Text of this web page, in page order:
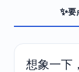
✨要
想象一下